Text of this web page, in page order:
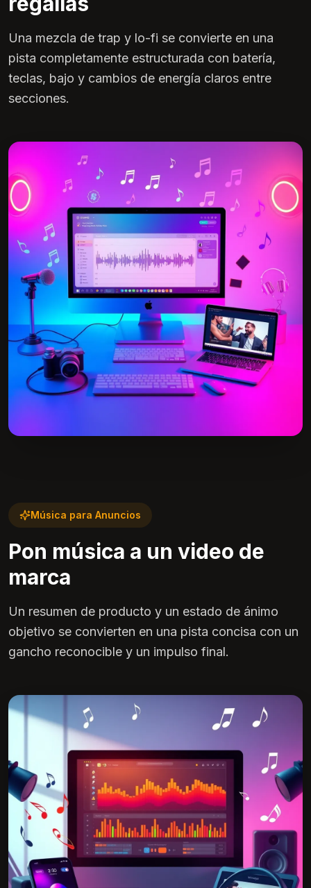
Una mezcla de trap y lo-fi se convierte en una
pista completamente estructurada con batería,
teclas, bajo y cambios de energía claros entre
secciones.
Música para Anuncios
Pon música a un video de
marca
Un resumen de producto y un estado de ánimo
objetivo se convierten en una pista concisa con un
gancho reconocible y un impulso final.